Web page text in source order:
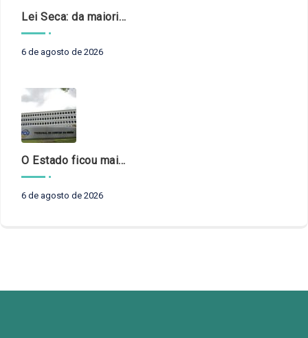
Lei Seca: da maioridade à maturidade
6 de agosto de 2026
O Estado ficou mais complexo. O controle precisa acompanhar
6 de agosto de 2026